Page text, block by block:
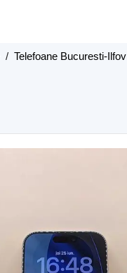
/ Telefoane Bucuresti-Ilfov